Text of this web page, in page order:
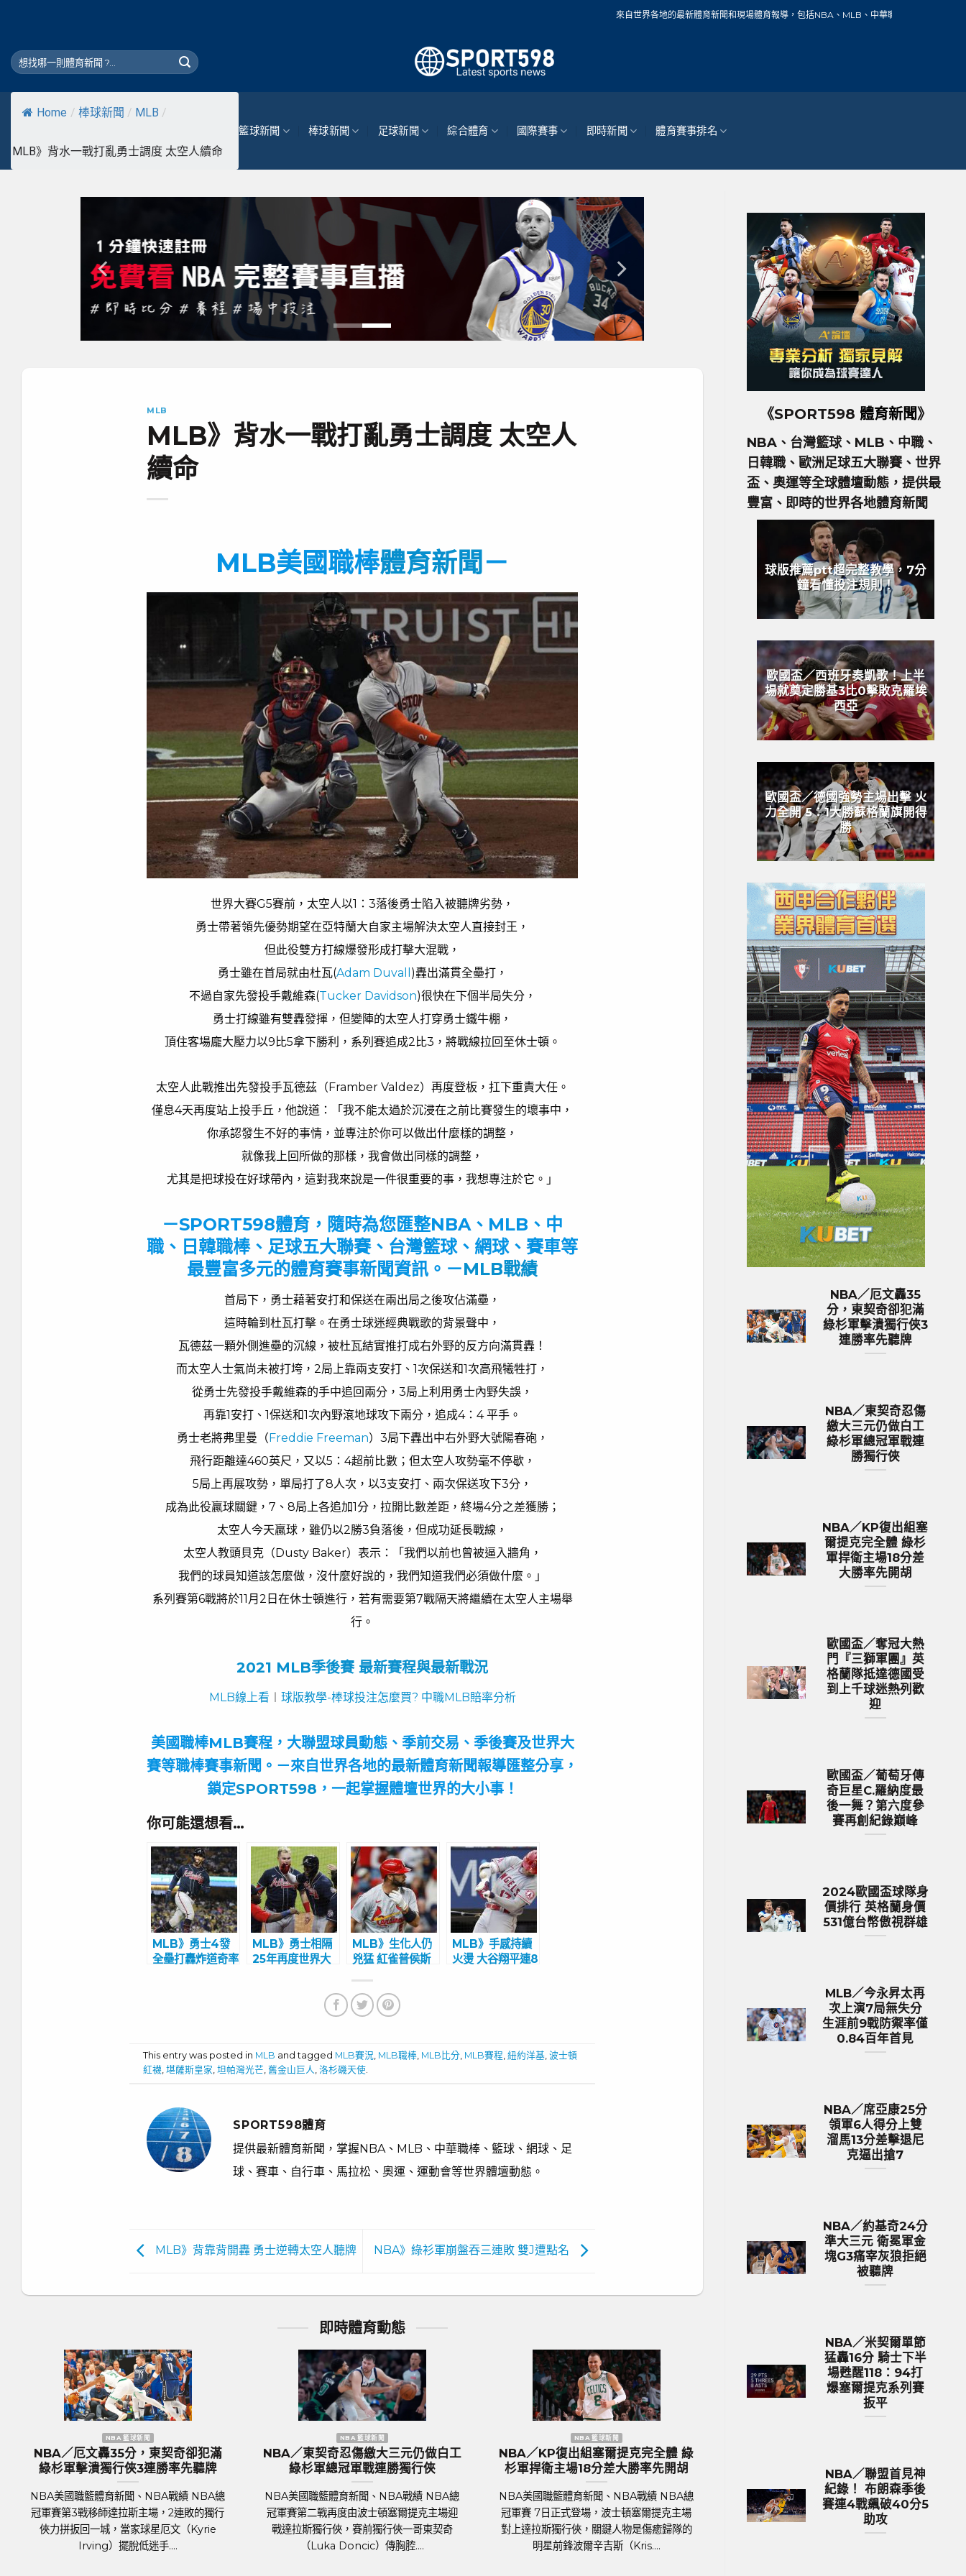
來自世界各地的最新體育新聞和現場體育報導，包括NBA、MLB、中華職棒、籃球、網球、足球、賽車、自
Home / 棒球新聞 / MLB /
MLB》背水一戰打亂勇士調度 太空人續命
籃球新聞 棒球新聞 足球新聞 綜合體育 國際賽事 即時新聞 體育賽事排名
MLB
MLB》背水一戰打亂勇士調度 太空人
續命
MLB美國職棒體育新聞 －
世界大賽G5賽前，太空人以1：3落後勇士陷入被聽牌劣勢，
勇士帶著領先優勢期望在亞特蘭大自家主場解決太空人直接封王，
但此役雙方打線爆發形成打擊大混戰，
勇士雖在首局就由杜瓦(Adam Duvall )轟出滿貫全壘打，
不過自家先發投手戴維森(Tucker Davidson)很快在下個半局失分，
勇士打線雖有雙轟發揮，但變陣的太空人打穿勇士鐵牛棚，
頂住客場龐大壓力以9比5拿下勝利，系列賽追成2比3，將戰線拉回至休士頓。
太空人此戰推出先發投手瓦德茲（Framber Valdez）再度登板，扛下重責大任。
僅息4天再度站上投手丘，他說道：「我不能太過於沉浸在之前比賽發生的壞事中，
你承認發生不好的事情，並專注於你可以做出什麼樣的調整，
就像我上回所做的那樣，我會做出同樣的調整，
尤其是把球投在好球帶內，這對我來說是一件很重要的事，我想專注於它。」
－SPORT598體育，隨時為您匯整NBA、MLB、中
職、日韓職棒、足球五大聯賽、台灣籃球、網球、賽車等
最豐富多元的體育賽事新聞資訊。－MLB戰績
首局下，勇士藉著安打和保送在兩出局之後攻佔滿壘，
這時輪到杜瓦打擊。在勇士球迷經典戰歌的背景聲中，
瓦德茲一顆外側進壘的沉線，被杜瓦結實推打成右外野的反方向滿貫轟！
而太空人士氣尚未被打垮，2局上靠兩支安打、1次保送和1次高飛犧牲打，
從勇士先發投手戴維森的手中追回兩分，3局上利用勇士內野失誤，
再靠1安打、1保送和1次內野滾地球攻下兩分，追成4：4 平手。
勇士老將弗里曼（Freddie Freeman）3局下轟出中右外野大號陽春砲，
飛行距離達460英尺，又以5：4超前比數；但太空人攻勢毫不停歇，
5局上再展攻勢，單局打了8人次，以3支安打、兩次保送攻下3分，
成為此役贏球關鍵，7、8局上各追加1分，拉開比數差距，終場4分之差獲勝；
太空人今天贏球，雖仍以2勝3負落後，但成功延長戰線，
太空人教頭貝克（Dusty Baker）表示：「我們以前也曾被逼入牆角，
我們的球員知道該怎麼做，沒什麼好說的，我們知道我們必須做什麼。」
系列賽第6戰將於11月2日在休士頓進行，若有需要第7戰隔天將繼續在太空人主場舉
行。
2021 MLB季後賽 最新賽程與最新戰況
MLB線上看 ︱ 球版教學-棒球投注怎麼買? 中職MLB賠率分析
美國職棒MLB賽程，大聯盟球員動態、季前交易、季後賽及世界大
賽等職棒賽事新聞。－來自世界各地的最新體育新聞報導匯整分享，
鎖定SPORT598 ，一起掌握體壇世界的大小事！
你可能還想看…
MLB》勇士4發
全壘打轟炸道奇率
MLB》勇士相隔
25年再度世界大
MLB》生化人仍
兇猛 紅雀普侯斯
MLB》手感持續
火燙 大谷翔平連8
This entry was posted in MLB and tagged MLB賽況, MLB職棒, MLB比分, MLB賽程,紐約洋基,波士頓
紅襪,堪薩斯皇家,坦帕灣光芒,舊金山巨人,洛杉磯天使.
SPORT598體育
提供最新體育新聞，掌握NBA、MLB、中華職棒、籃球、網球、足
球、賽車、自行車、馬拉松、奧運、運動會等世界體壇動態。
MLB》背靠背開轟 勇士逆轉太空人聽牌 NBA》綠衫軍崩盤吞三連敗 雙J遭點名
即時體育動態
NBA 籃球新聞
／KP復出組塞爾提克完全體 綠
軍捍衛主場18分差大勝率先開胡
美國職籃體育新聞、NBA戰績 NBA總
賽 7日正式登場，波士頓塞爾提克主場
達拉斯獨行俠，關鍵人物是傷癒歸隊的
明星前鋒波爾辛吉斯（Kris....
歐洲國家盃 足球新聞
歐國盃／奪冠大熱門『三獅軍團』英
格蘭隊抵達德國受到上千球迷熱列歡
足球聯賽體育新聞、足球戰績 萬眾矚目的
2024年歐洲國家盃（UEFA Euro 2024）
將於6月14日於德國正式開踢。各國好手摩拳
歐洲國家盃 足球新聞
歐國盃／葡萄牙傳奇巨星C.羅納度最
後一舞？第六度參賽再創紀錄巔峰
足球聯賽體育新聞、足球戰績 2024年歐洲
國家盃即將於6月14日晚上在德國揭幕，39
歲的葡萄牙球星C.羅納度（Cristiano
Ronaldo）將再....
2024歐國盃球隊身價排行 英格蘭身
價531億台幣傲視群雄
足球聯賽體育新聞、足球戰績 在今年德國舉
行的歐洲國家盃中，英格蘭以12.9億英鎊
（約531億新台幣）的總身價傲視群雄，成為
MLB美
《SPORT598 體育新聞》
NBA、台灣籃球、MLB、中職、
日韓職、歐洲足球五大聯賽、世界
盃、奧運等全球體壇動態，提供最
豐富、即時的世界各地體育新聞
球版推薦ptt超完整教學，7分
鐘看懂投注規則！
歐國盃／西班牙奏凱歌！上半
場就奠定勝基3比0擊敗克羅埃
西亞
歐國盃／德國強勢主場出擊 火
力全開 5：1大勝蘇格蘭旗開得
勝
NBA／厄文轟35
分，東契奇卻犯滿
綠杉軍擊潰獨行俠3
連勝率先聽牌
NBA／東契奇忍傷
繳大三元仍做白工
綠杉軍總冠軍戰連
勝獨行俠
NBA／KP復出組塞
爾提克完全體 綠杉
軍捍衛主場18分差
大勝率先開胡
歐國盃／奪冠大熱
門『三獅軍團』英
格蘭隊抵達德國受
到上千球迷熱列歡
迎
歐國盃／葡萄牙傳
奇巨星C.羅納度最
後一舞？第六度參
賽再創紀錄巔峰
2024歐國盃球隊身
價排行 英格蘭身價
531億台幣傲視群雄
MLB／今永昇太再
次上演7局無失分
生涯前9戰防禦率僅
0.84百年首見
NBA／席亞康25分
領軍6人得分上雙
溜馬13分差擊退尼
克逼出搶7
NBA／約基奇24分
準大三元 衛冕軍金
塊G3痛宰灰狼拒絕
被聽牌
NBA／米契爾單節
猛轟16分 騎士下半
場甦醒118：94打
爆塞爾提克系列賽
扳平
NBA／聯盟首見神
紀錄！ 布朗森季後
賽連4戰飆破40分5
助攻